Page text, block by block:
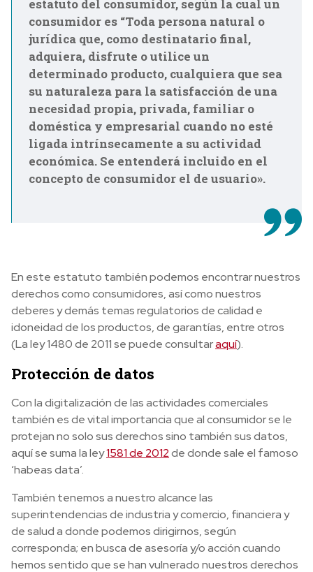
estatuto del consumidor, según la cual un
consumidor es “Toda persona natural o
jurídica que, como destinatario final,
adquiera, disfrute o utilice un
determinado producto, cualquiera que sea
su naturaleza para la satisfacción de una
necesidad propia, privada, familiar o
doméstica y empresarial cuando no esté
ligada intrínsecamente a su actividad
económica. Se entenderá incluido en el
concepto de consumidor el de usuario».
En este estatuto también podemos encontrar nuestros
derechos como consumidores, así como nuestros
deberes y demás temas regulatorios de calidad e
idoneidad de los productos, de garantías, entre otros
(La ley 1480 de 2011 se puede consultaraquí).
Protección de datos
Con la digitalización de las actividades comerciales
también es de vital importancia que al consumidor se le
protejan no solo sus derechos sino también sus datos,
aquí se suma la ley1581 de 2012de donde sale el famoso
‘habeas data’.
También tenemos a nuestro alcance las
superintendencias de industria y comercio, financiera y
de salud a donde podemos dirigirnos, según
corresponda; en busca de asesoría y/o acción cuando
hemos sentido que se han vulnerado nuestros derechos